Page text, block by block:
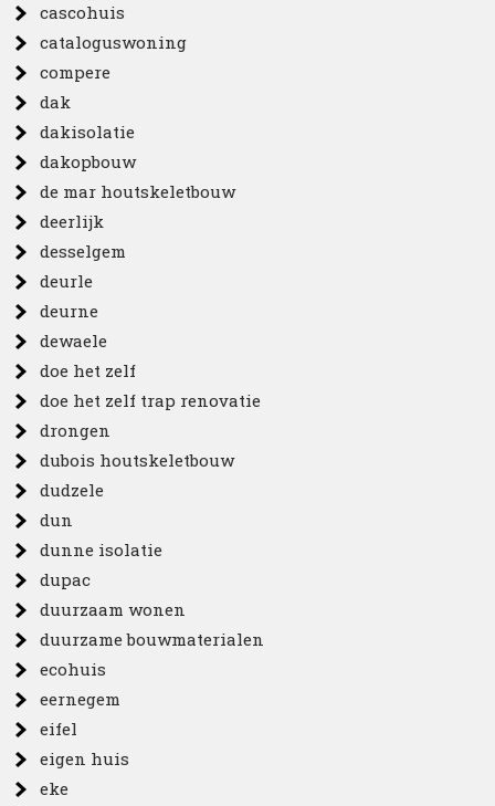
cascohuis
cataloguswoning
compere
dak
dakisolatie
dakopbouw
de mar houtskeletbouw
deerlijk
desselgem
deurle
deurne
dewaele
doe het zelf
doe het zelf trap renovatie
drongen
dubois houtskeletbouw
dudzele
dun
dunne isolatie
dupac
duurzaam wonen
duurzame bouwmaterialen
ecohuis
eernegem
eifel
eigen huis
eke